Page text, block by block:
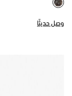
وصل حديثًا